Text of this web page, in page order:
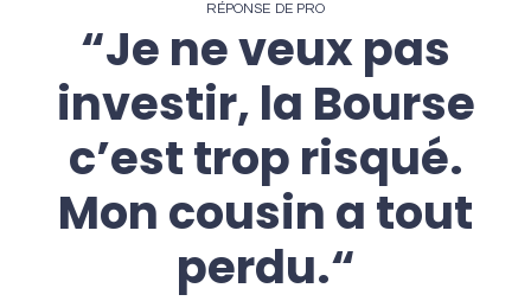
RÉPONSE DE PRO
“Je ne veux pas
investir, la Bourse
c’est trop risqué.
Mon cousin a tout
perdu.“